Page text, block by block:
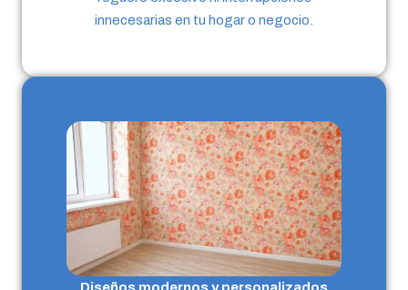
innecesarias en tu hogar o negocio.